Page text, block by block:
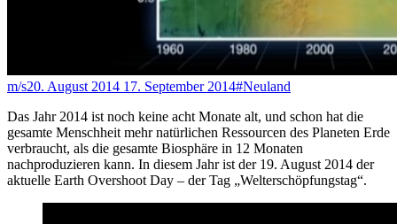
m/s20. August 2014 17. September 2014#Neuland
Das Jahr 2014 ist noch keine acht Monate alt, und schon hat die
gesamte Menschheit mehr natürlichen Ressourcen des Planeten Erde
verbraucht, als die gesamte Biosphäre in 12 Monaten
nachproduzieren kann. In diesem Jahr ist der 19. August 2014 der
aktuelle Earth Overshoot Day – der Tag „Welterschöpfungstag“.